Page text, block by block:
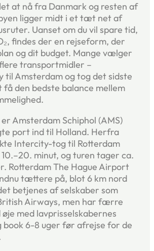
at nå fra Danmark og resten af
ligger midt i et tæt net af
Uanset om du vil spare tid,
findes der en rejseform, der
og dit budget. Mange vælger
transportmidler –
til Amsterdam og tog det sidste
den bedste balance mellem
Amsterdam Schiphol (AMS)
port ind til Holland. Herfra
Intercity-tog til Rotterdam
minut, og turen tager ca.
Rotterdam The Hague Airport
tættere på, blot 6 km nord
betjenes af selskaber som
Airways, men har færre
med lavprisselskabernes
book 6-8 uger før afrejse for de